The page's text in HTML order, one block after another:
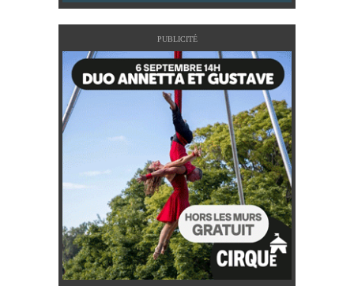
PUBLICITÉ